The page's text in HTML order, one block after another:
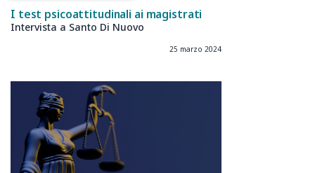
I test psicoattitudinali ai magistrati
Intervista a Santo Di Nuovo
25 marzo 2024